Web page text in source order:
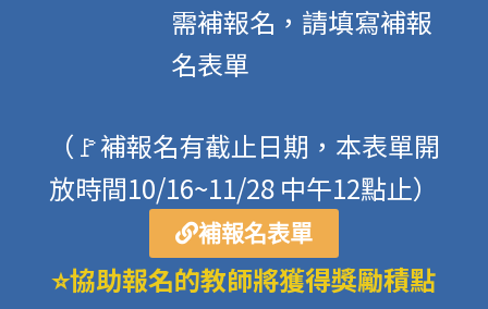
需補報名，請填寫補報
名表單
（🚩補報名有截止日期，本表單開
放時間10/16~11/28 中午12點止）
補報名表單
⭐協助報名的教師將獲得獎勵積點